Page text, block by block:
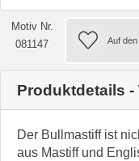
Motiv Nr.
081147
Produktdetails
Der Bullmastiff ist
aus Mastiff und